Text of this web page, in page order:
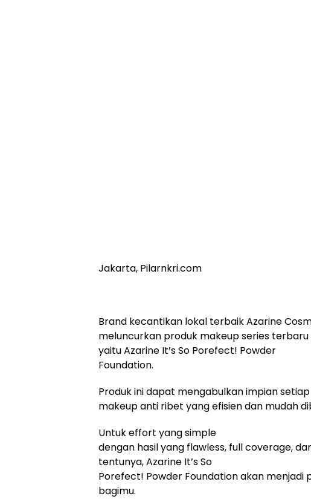
Jakarta, Pilarnkri.com
Brand kecantikan lokal terbaik Azarine
meluncurkan produk makeup series terbaru
yaitu Azarine It’s So Porefect! Powder
Foundation.
Produk ini dapat mengabulkan impian
makeup anti ribet yang efisien dan mudah
Untuk effort yang simple
dengan hasil yang flawless, full coverage,
tentunya, Azarine It’s So
Porefect! Powder Foundation akan menjadi
bagimu.